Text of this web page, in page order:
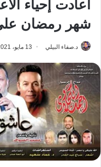
أعادت إحياء
شهر رمضان
د.صفاء البيلي 13 مايو، 2021